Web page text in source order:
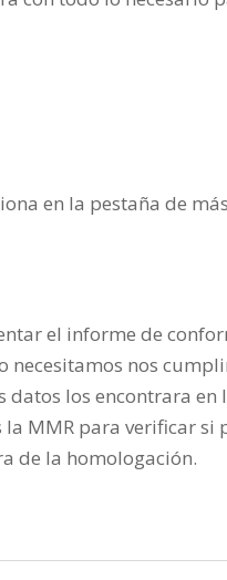
en la pestaña de
el informe de
necesitamos nos
datos los encontrara en
MMR para verificar si
de la homologación.